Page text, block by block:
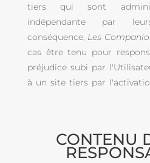
tiers qui sont
indépendante par
conséquence, Les
cas être tenu pour
préjudice subi par
à un site tiers par
CONTENU